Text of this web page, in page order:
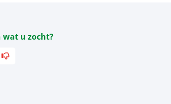
wat u zocht?